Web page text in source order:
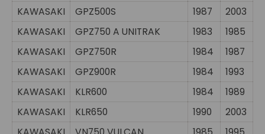
KAWASAKI
GPZ500S 1987
2003
KAWASAKI
GPZ750 A UNITRAK 1983
1985
KAWASAKI
GPZ750R 1984
1987
KAWASAKI
GPZ900R 1984
1993
KAWASAKI
KLR600 1984
1989
KAWASAKI
KLR650 1990
2003